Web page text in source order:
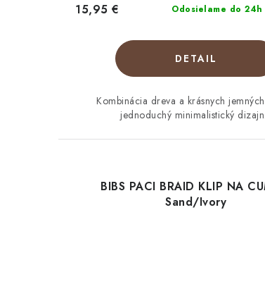
Odosielame do 24h
15,95 €
DETAIL
Kombinácia dreva a krásnych
jednoduchý minimalistický
BIBS PACI BRAID KLIP NA
Sand/Ivory